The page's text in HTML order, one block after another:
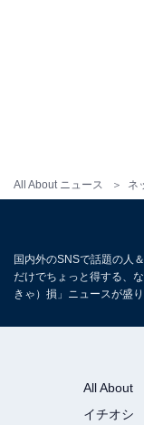
All About ニュース ネ
国内外のSNSで話題の人
だけでちょっと得する、
きゃ）損」ニュースが盛り
All About
イチオシ